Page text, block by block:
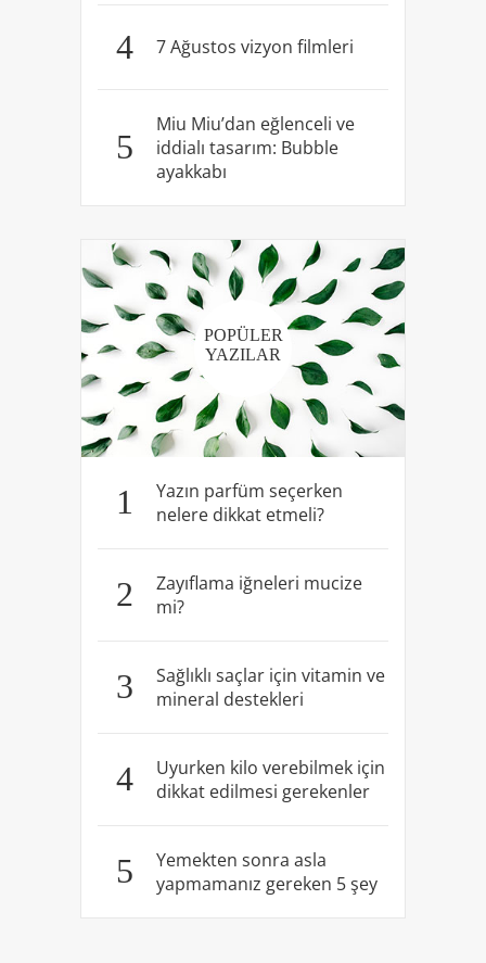
4 7 Ağustos vizyon filmleri
5
Miu Miu’dan eğlenceli ve
iddialı tasarım: Bubble
ayakkabı
POPÜLER
YAZILAR
1
Yazın parfüm seçerken
nelere dikkat etmeli?
2
Zayıflama iğneleri mucize
mi?
3
Sağlıklı saçlar için vitamin ve
mineral destekleri
4
Uyurken kilo verebilmek için
dikkat edilmesi gerekenler
5
Yemekten sonra asla
yapmamanız gereken 5 şey